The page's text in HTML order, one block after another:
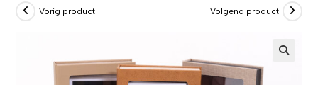
Vorig product Volgend product